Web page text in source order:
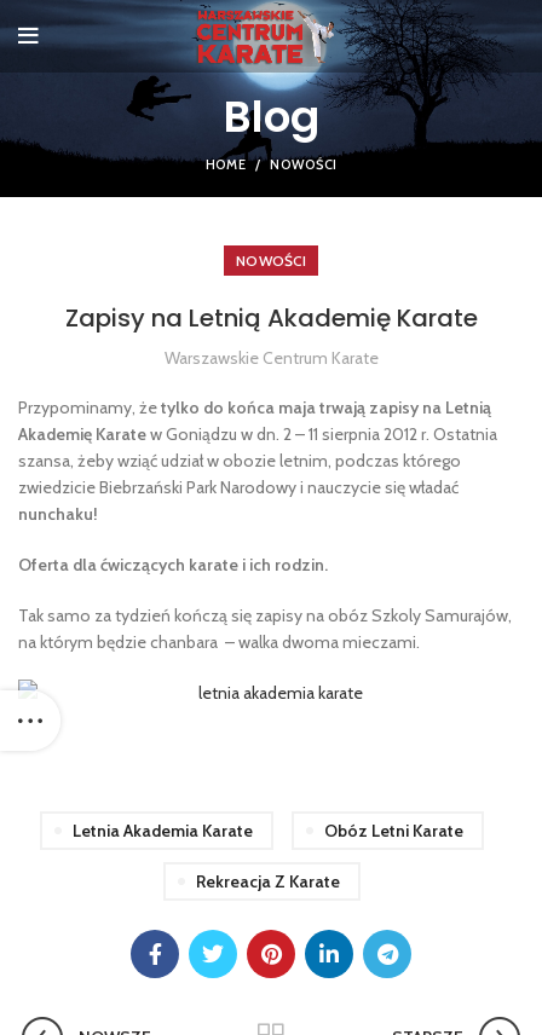
Blog
HOME NOWOŚCI
NOWOŚCI
Zapisy na Letnią Akademię Karate
Warszawskie Centrum Karate
Przypominamy, żetylko do końca maja trwają zapisy na Letnią
Akademię Karatew Goniądzu w dn. 2 – 11 sierpnia 2012 r. Ostatnia
szansa, żeby wziąć udział w obozie letnim, podczas którego
zwiedzicie Biebrzański Park Narodowy i nauczycie się władać
nunchaku!
Oferta dla ćwiczących karate i ich rodzin.
Tak samo za tydzień kończą się zapisy na obóz Szkoly Samurajów,
na którym będzie chanbara – walka dwoma mieczami.
Letnia Akademia Karate Obóz Letni Karate
Rekreacja Z Karate